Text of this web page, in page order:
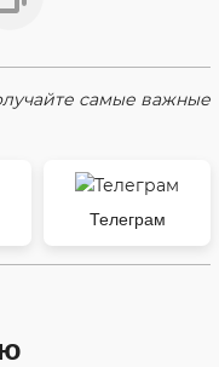
самые важные
Телеграм